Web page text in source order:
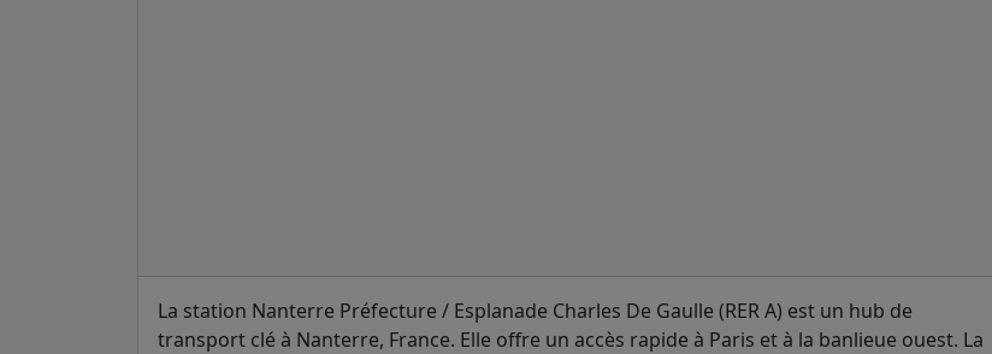
La station Nanterre Préfecture / Esplanade Charles De Gaulle (RER A) est un hub de
transport clé à Nanterre, France. Elle offre un accès rapide à Paris et à la banlieue ouest. La